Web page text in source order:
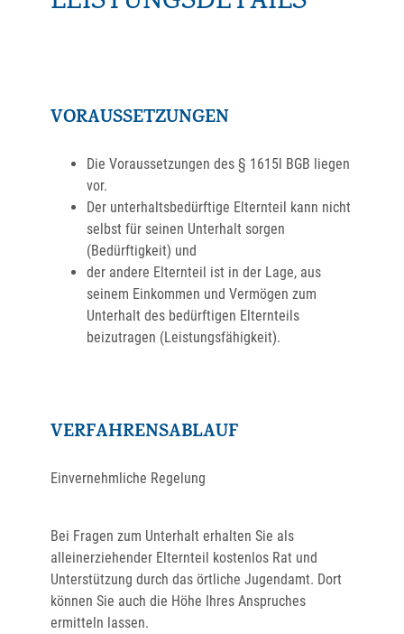
VORAUSSETZUNGEN
Die Voraussetzungen des § 1615l BGB liegen
vor.
Der unterhaltsbedürftige Elternteil kann nicht
selbst für seinen Unterhalt sorgen
(Bedürftigkeit) und
der andere Elternteil ist in der Lage, aus
seinem Einkommen und Vermögen zum
Unterhalt des bedürftigen Elternteils
beizutragen (Leistungsfähigkeit).
VERFAHRENSABLAUF
Einvernehmliche Regelung
Bei Fragen zum Unterhalt erhalten Sie als
alleinerziehender Elternteil kostenlos Rat und
Unterstützung durch das örtliche Jugendamt. Dort
können Sie auch die Höhe Ihres Anspruches
ermitteln lassen.